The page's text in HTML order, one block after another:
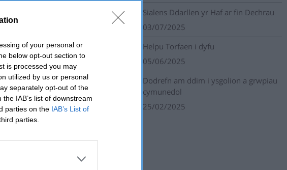
of your personal or
below opt-out section to
is processed you may
utilized by us or personal
separately opt-out of the
IAB’s list of downstream
parties on the IAB’s List of
parties.
Sialens Ddarllen yr Haf ar fin Dechrau
03/07/2025
Helpu Torfaen i dyfu
05/06/2025
Dodrefn am ddim i ysgolion a grwpiau
cymunedol
25/02/2025